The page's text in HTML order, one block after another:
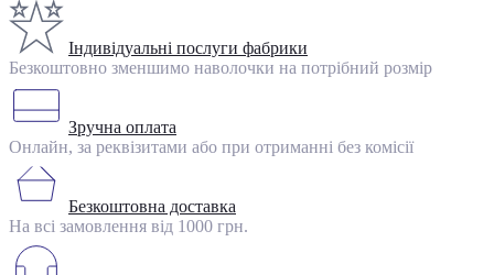
Індивідуальні послуги фабрики
Безкоштовно зменшимо наволочки на потрібний розмір
Зручна оплата
Онлайн, за реквізитами або при отриманні без комісії
Безкоштовна доставка
На всі замовлення від 1000 грн.